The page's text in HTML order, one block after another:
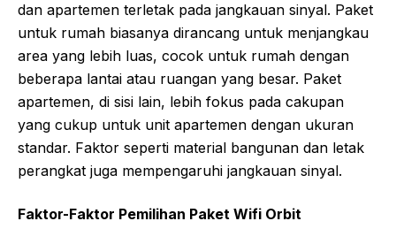
dan apartemen terletak pada jangkauan sinyal. Paket
untuk rumah biasanya dirancang untuk menjangkau
area yang lebih luas, cocok untuk rumah dengan
beberapa lantai atau ruangan yang besar. Paket
apartemen, di sisi lain, lebih fokus pada cakupan
yang cukup untuk unit apartemen dengan ukuran
standar. Faktor seperti material bangunan dan letak
perangkat juga mempengaruhi jangkauan sinyal.
Faktor-Faktor Pemilihan Paket Wifi Orbit